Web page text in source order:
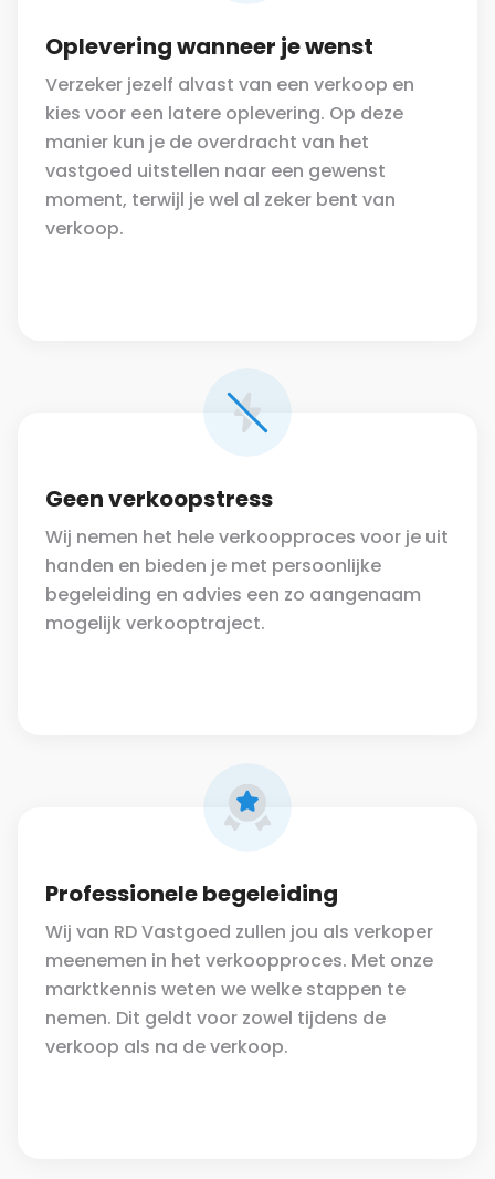
Oplevering wanneer je wenst
Verzeker jezelf alvast van een verkoop en
kies voor een latere oplevering. Op deze
manier kun je de overdracht van het
vastgoed uitstellen naar een gewenst
moment, terwijl je wel al zeker bent van
verkoop.
Geen verkoopstress
Wij nemen het hele verkoopproces voor je uit
handen en bieden je met persoonlijke
begeleiding en advies een zo aangenaam
mogelijk verkooptraject.
Professionele begeleiding
Wij van RD Vastgoed zullen jou als verkoper
meenemen in het verkoopproces. Met onze
marktkennis weten we welke stappen te
nemen. Dit geldt voor zowel tijdens de
verkoop als na de verkoop.